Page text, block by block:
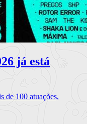
já está
de 100 atuações,